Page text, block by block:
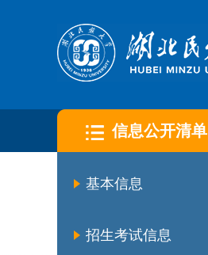
信息公开清单
基本信息
招生考试信息